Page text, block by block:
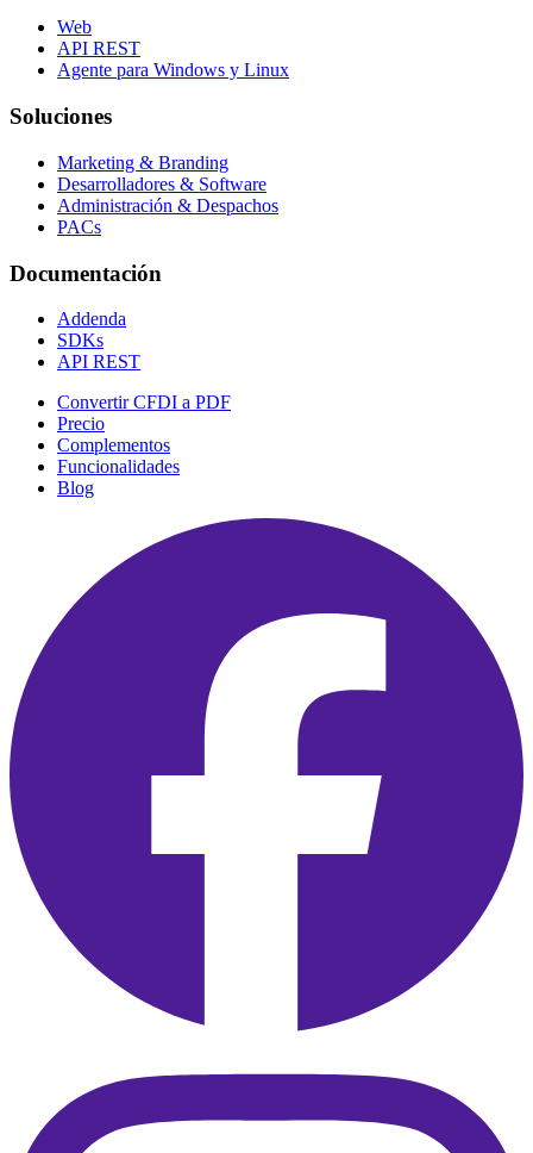
Web
API REST
Agente para Windows y Linux
Soluciones
Marketing & Branding
Desarrolladores & Software
Administración & Despachos
PACs
Documentación
Addenda
SDKs
API REST
Convertir CFDI a PDF
Precio
Complementos
Funcionalidades
Blog